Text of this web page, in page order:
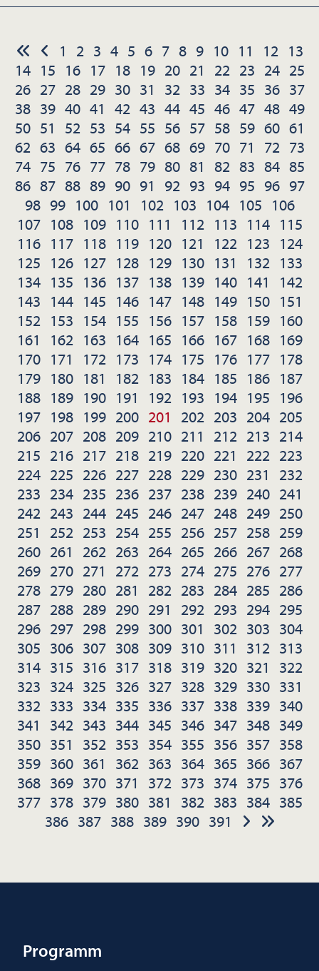
1 2 3 4 5 6 7 8 9 10 11 12 13
14 15 16 17 18 19 20 21 22 23 24 25
26 27 28 29 30 31 32 33 34 35 36 37
38 39 40 41 42 43 44 45 46 47 48 49
50 51 52 53 54 55 56 57 58 59 60 61
62 63 64 65 66 67 68 69 70 71 72 73
74 75 76 77 78 79 80 81 82 83 84 85
86 87 88 89 90 91 92 93 94 95 96 97
98 99 100 101 102 103 104 105 106
107 108 109 110 111 112 113 114 115
116 117 118 119 120 121 122 123 124
125 126 127 128 129 130 131 132 133
134 135 136 137 138 139 140 141
142
143 144 145 146 147 148 149 150 151
152 153 154 155 156 157 158 159 160
161
162 163 164 165 166 167 168 169
170 171 172 173 174 175 176 177 178
179 180 181 182 183 184 185 186 187
188 189 190 191 192 193 194 195 196
197 198 199 200 201 202 203 204 205
206 207 208 209 210 211 212 213 214
215 216 217 218 219 220 221 222 223
224 225 226 227 228 229 230 231
232
233 234 235 236 237 238 239 240 241
242 243 244 245 246 247 248 249 250
251
252 253 254 255 256 257 258 259
260 261 262 263 264 265 266 267 268
269 270 271 272 273 274 275 276 277
278 279 280 281 282 283 284 285 286
287 288 289 290 291 292 293 294 295
296 297 298 299 300 301 302 303 304
305 306 307 308 309 310 311 312 313
314 315 316 317 318 319 320 321
322
323 324 325 326 327 328 329 330 331
332 333 334 335 336 337 338 339 340
341
342 343 344 345 346 347 348 349
350 351 352 353 354 355 356 357 358
359 360 361 362 363 364 365 366 367
368 369 370 371 372 373 374 375 376
377 378 379 380 381 382 383 384 385
386 387 388 389 390 391
Programm